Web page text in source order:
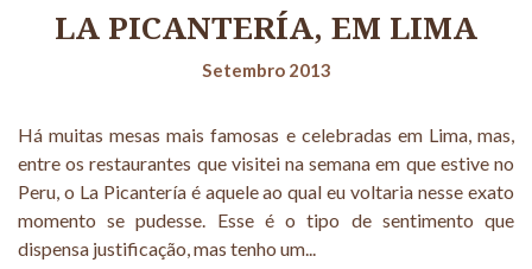
LA PICANTERÍA, EM LIMA
Setembro 2013
Há muitas mesas mais famosas e celebradas em Lima, mas,
entre os restaurantes que visitei na semana em que estive no
Peru, o La Picantería é aquele ao qual eu voltaria nesse exato
momento se pudesse. Esse é o tipo de sentimento que
dispensa justificação, mas tenho um...